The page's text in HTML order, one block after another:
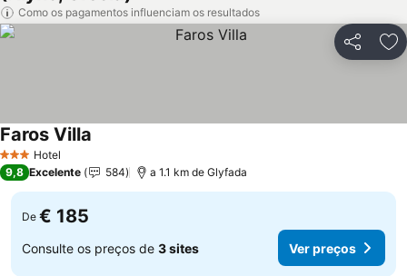
Como os pagamentos influenciam os resultados
Partilhar
3 EstrelasHotel
Faros Villa
9,8 Excelente 584 a 1.1 km de Glyfada
De € 185
Consulte os preços de 3 sites Ver preços